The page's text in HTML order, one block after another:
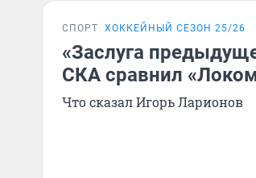
СПОРТ ХОККЕЙНЫЙ СЕЗОН 25/26
«Заслуга
СКА сравнил
Что сказал Игорь Ларионов